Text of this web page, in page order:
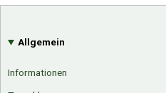
Allgemein
Informationen